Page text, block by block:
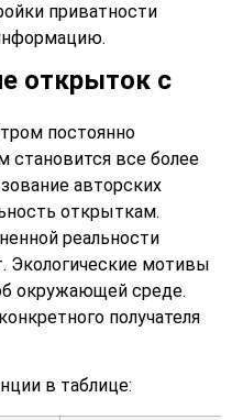
приватности
открыток с
постоянно
все более
авторских
открыткам.
реальности
Экологические мотивы
окружающей среде.
получателя
в таблице: